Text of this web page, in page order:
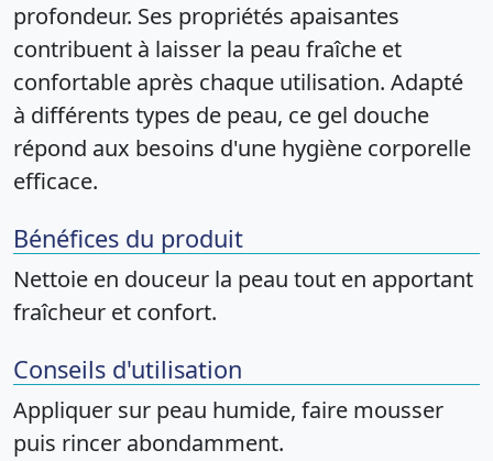
profondeur. Ses propriétés apaisantes
contribuent à laisser la peau fraîche et
confortable après chaque utilisation. Adapté
à différents types de peau, ce gel douche
répond aux besoins d'une hygiène corporelle
efficace.
Bénéfices du produit
Nettoie en douceur la peau tout en apportant
fraîcheur et confort.
Conseils d'utilisation
Appliquer sur peau humide, faire mousser
puis rincer abondamment.